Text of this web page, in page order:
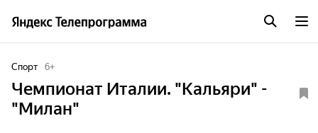
Спорт 6+
Чемпионат Италии. "Кальяри" -
"Милан"